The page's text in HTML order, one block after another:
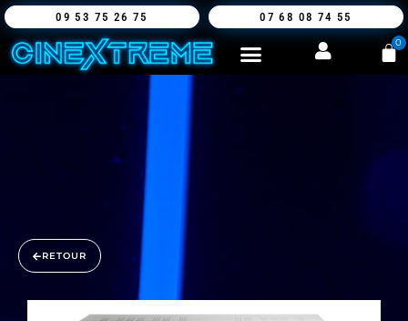
09 53 75 26 75 07 68 08 74 55
0
RETOUR